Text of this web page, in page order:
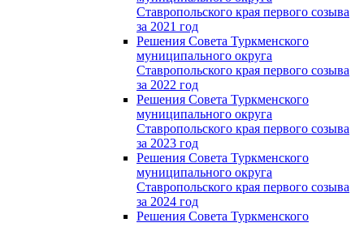
Ставропольского края первого созыва
за 2021 год
Решения Совета Туркменского
муниципального округа
Ставропольского края первого созыва
за 2022 год
Решения Совета Туркменского
муниципального округа
Ставропольского края первого созыва
за 2023 год
Решения Совета Туркменского
муниципального округа
Ставропольского края первого созыва
за 2024 год
Решения Совета Туркменского